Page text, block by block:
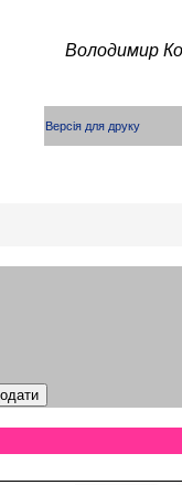
Володимир
Версія для друку